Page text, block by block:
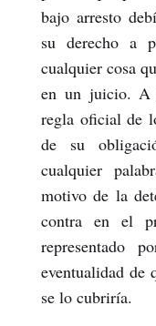
bajo arresto
su derecho a
cualquier cosa
en un juicio. A
regla oficial de
de su
cualquier
motivo de la
contra en el
representado
eventualidad de
se lo cubriría.